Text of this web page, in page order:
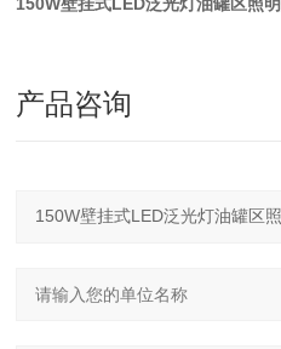
产品咨询